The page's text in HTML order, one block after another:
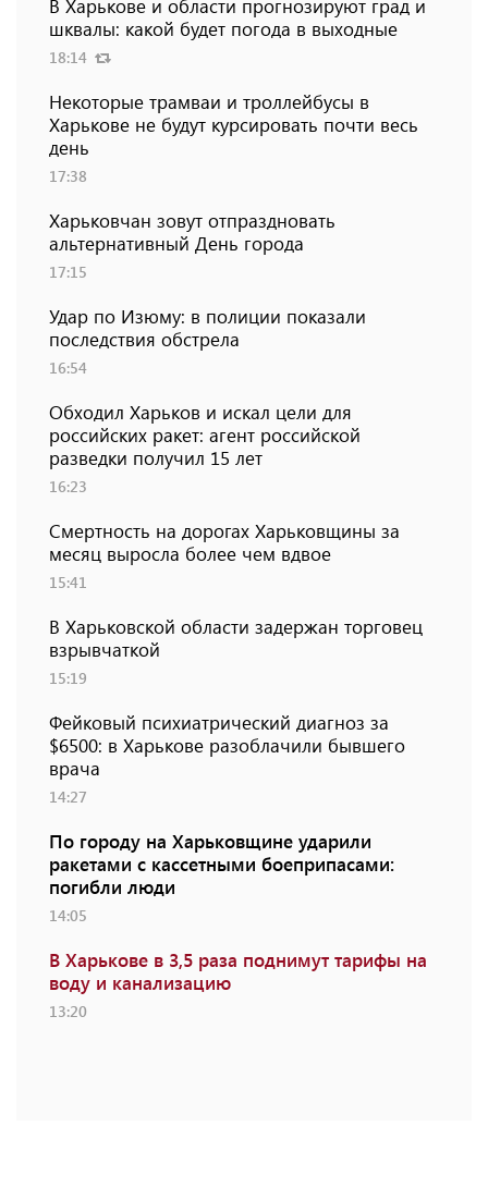
В Харькове и области прогнозируют град и
шквалы: какой будет погода в выходные
18:14
Некоторые трамваи и троллейбусы в
Харькове не будут курсировать почти весь
день
17:38
Харьковчан зовут отпраздновать
альтернативный День города
17:15
Удар по Изюму: в полиции показали
последствия обстрела
16:54
Обходил Харьков и искал цели для
российских ракет: агент российской
разведки получил 15 лет
16:23
Смертность на дорогах Харьковщины за
месяц выросла более чем вдвое
15:41
В Харьковской области задержан торговец
взрывчаткой
15:19
Фейковый психиатрический диагноз за
$6500: в Харькове разоблачили бывшего
врача
14:27
По городу на Харьковщине ударили
ракетами с кассетными боеприпасами:
погибли люди
14:05
В Харькове в 3,5 раза поднимут тарифы на
воду и канализацию
13:20